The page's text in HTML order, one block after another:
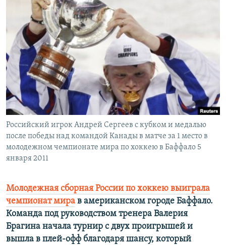
СИБИРЬ.РЕАЛИИ
РАСПИСАНИЕ ВЕЩАНИЯ
ПОДПИШИТЕСЬ НА РАССЫЛКУ
СОЦИАЛЬНЫЕ СЕТИ
Все сайты РСЕ/РС
Российский игрок Андрей Сергеев с кубком и медалью
после победы над командой Канады в матче за 1 место в
молодежном чемпионате мира по хоккею в Баффало 5
января 2011
Молодежная сборная России по хоккею выиграла
чемпионат мира в американском городе Баффало.
Команда под руководством тренера Валерия
Брагина начала турнир с двух проигрышей и
вышла в плей-офф благодаря шансу, который